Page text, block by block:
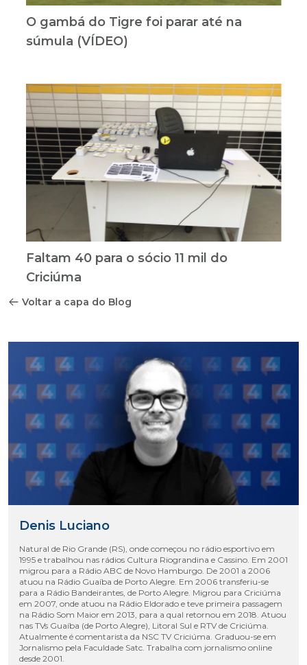
O gambá do Tigre foi parar até na
súmula (VÍDEO)
Faltam 40 para o sócio 11 mil do
Criciúma
Voltar a capa do Blog
Denis Luciano
Natural de Rio Grande (RS), onde começou no rádio esportivo em
1995 e trabalhou nas rádios Cultura Riograndina e Cassino. Em 2001
migrou para a Rádio ABC de Novo Hamburgo. De 2001 a 2006
atuou na Rádio Guaíba de Porto Alegre. Em 2006 transferiu-se
para a Rádio Bandeirantes, de Porto Alegre. Migrou para Criciúma
em 2007, onde atuou na Rádio Eldorado e teve primeira passagem
na Rádio Som Maior em 2013, para a qual retornou em 2018. Atuou
nas TVs Guaíba (de Porto Alegre), Litoral Sul e RTV de Criciúma.
Atualmente é comentarista da NSC TV Criciúma. Graduou-se em
Jornalismo pela Faculdade Satc. Trabalha com jornalismo online
desde 2001.